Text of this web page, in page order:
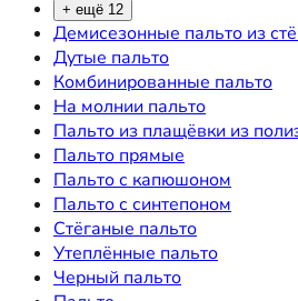
+ ещё 12
Демисезонные пальто из
Дутые пальто
Комбинированные пальто
На молнии пальто
Пальто из плащёвки из
Пальто прямые
Пальто с капюшоном
Пальто с синтепоном
Стёганые пальто
Утеплённые пальто
Черный пальто